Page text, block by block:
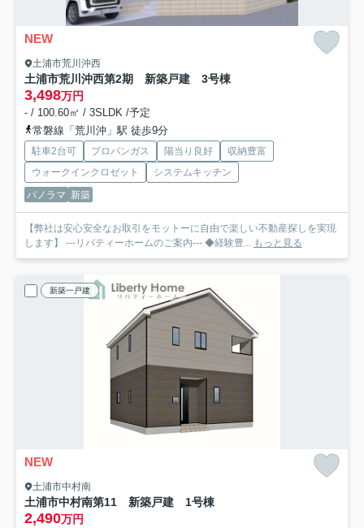
NEW
土浦市荒川沖西
土浦市荒川沖西第2期 新築戸建 3号棟
3,498万円
- / 100.60㎡ / 3SLDK /予定
常磐線「荒川沖」駅 徒歩9分
駐車2台可 プロパンガス 陽当り良好
収納豊富
ウォークインクロゼット
システムキッチン
パノラマ 新築
【弊社は安心安全なお取引をモットーに自由で楽しい不動産探しを実現
します】 ---リバティーホームのご案内--- ◆経験豊... もっと見る
新築一戸建
NEW
土浦市中村南
土浦市中村南第11 新築戸建 1号棟
2,490万円